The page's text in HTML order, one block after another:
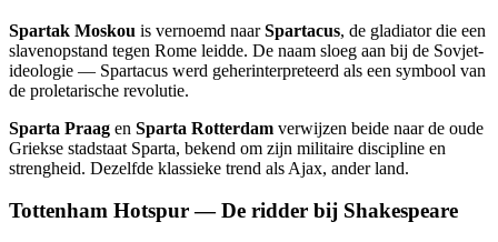
Spartak Moskou is vernoemd naarSpartacus, de gladiator die een
slavenopstand tegen Rome leidde. De naam sloeg aan bij de Sovjet-
ideologie — Spartacus werd geherinterpreteerd als een symbool van
de proletarische revolutie.
Sparta Praag en Sparta Rotterdam verwijzen beide naar de oude
Griekse stadstaat Sparta, bekend om zijn militaire discipline en
strengheid. Dezelfde klassieke trend als Ajax, ander land.
Tottenham Hotspur — De ridder bij Shakespeare